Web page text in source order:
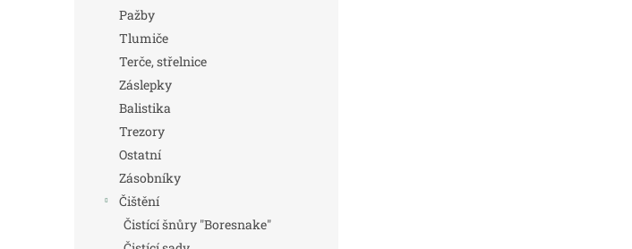
Pažby
Tlumiče
Terče, střelnice
Záslepky
Balistika
Trezory
Ostatní
Zásobníky
Čištění
Čistící šnůry "Boresnake"